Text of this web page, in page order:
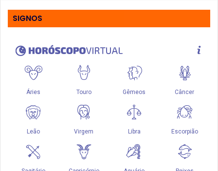
SIGNOS